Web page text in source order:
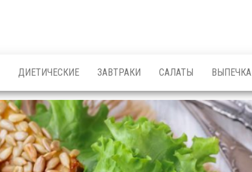
ДИЕТИЧЕСКИЕ ЗАВТРАКИ САЛАТЫ ВЫПЕЧКА